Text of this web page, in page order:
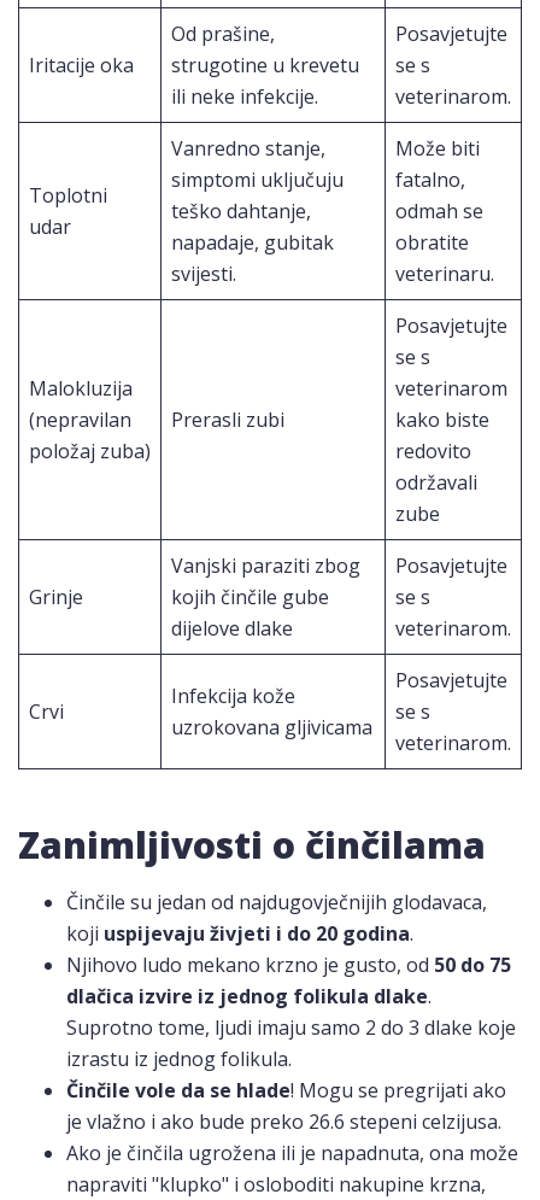
Iritacije oka
Od prašine,
strugotine u krevetu
ili neke infekcije.
Posavjetujte
se s
veterinarom.
Toplotni
udar
Vanredno stanje,
simptomi uključuju
teško dahtanje,
napadaje, gubitak
svijesti.
Može biti
fatalno,
odmah se
obratite
veterinaru.
Malokluzija
(nepravilan
položaj zuba)
Prerasli zubi
Posavjetujte
se s
veterinarom
kako biste
redovito
održavali
zube
Grinje
Vanjski paraziti zbog
kojih činčile gube
dijelove dlake
Posavjetujte
se s
veterinarom.
Crvi
Infekcija kože
uzrokovana gljivicama
Posavjetujte
se s
veterinarom.
Zanimljivosti o činčilama
Činčile su jedan od najdugovječnijih glodavaca,
koji uspijevaju živjeti i do 20 godina.
Njihovo ludo mekano krzno je gusto, od 50 do 75
dlačica izvire iz jednog folikula dlake.
Suprotno tome, ljudi imaju samo 2 do 3 dlake koje
izrastu iz jednog folikula.
Činčile vole da se hlade! Mogu se pregrijati ako
je vlažno i ako bude preko 26.6 stepeni celzijusa.
Ako je činčila ugrožena ili je napadnuta, ona može
napraviti "klupko" i osloboditi nakupine krzna,